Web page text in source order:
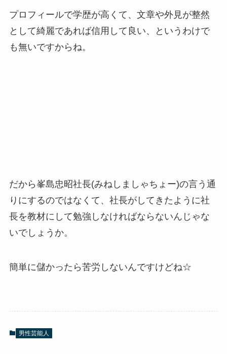
プロフィールで学歴が高くて、文章や外見が整然
として綺麗であれば信用して良い、というわけで
も無いですからね。
だから峯島忠昭社長(みねしましゃちょー)の言う通
りにするのではなくて、社長がしてきたように社
長を教材にして勉強しなければならないんじゃな
いでしょうか。
簡単に儲かったら苦労しないんですけどね☆
男性芸能人